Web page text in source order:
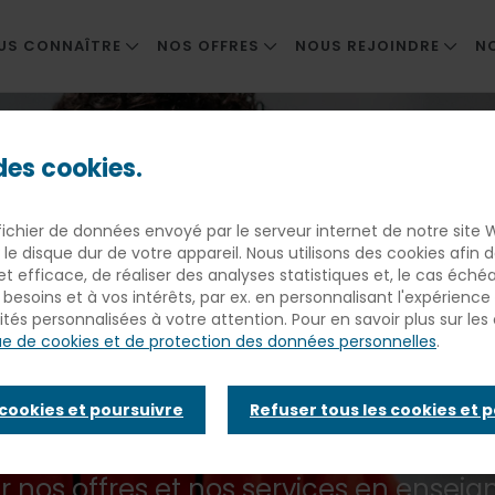
CONNAÎTRE
SA TERRE
HISTOIRE
NOS OFFRES
ENTREPRISES
MARCHÉ PÉNITENTIAIRE
NOUS REJOINDRE
NOS MÉTIERS
privée, contactez un commercial
cookies.
de données envoyé par le serveur internet de notre site
disque dur de votre appareil. Nous utilisons des cookies afin
efficace, de réaliser des analyses statistiques et, le cas
et à vos intérêts, par ex. en personnalisant
personnalisées à votre attention. Pour en savoir plus sur les
de cookies et de protection des données personnelles.
et poursuivre Refuser tous les cookies et